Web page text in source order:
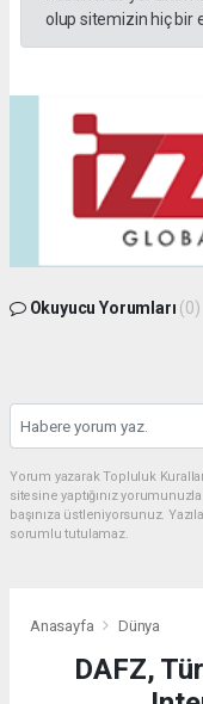
olup sitemizin hiç bir
Okuyucu Yorumları (0)
Yorum yazarak Topluluk
sitesine yaptığınız
başınıza üstleniyorsunuz.
sorumlu tutulamaz.
Anasayfa Dünya
DAFZ,